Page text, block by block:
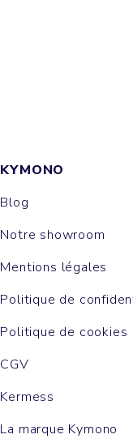
KYMONO
Blog
Notre showroom
Mentions légales
Politique de
Politique de cookies
CGV
Kermess
La marque Kymono